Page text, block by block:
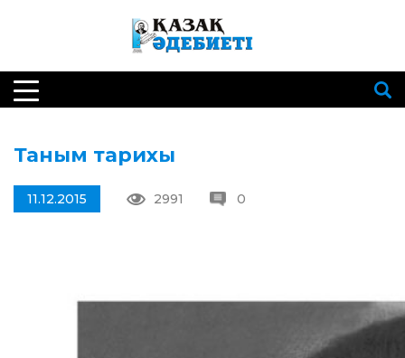
Таным тарихы
11.12.2015 2991 0